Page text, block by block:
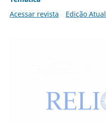
Acessar revista
Edição Atual